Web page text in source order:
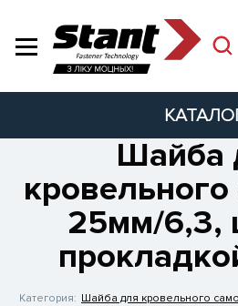
Шайба
25мм/6,3,
Категория: Шайба для кровельного